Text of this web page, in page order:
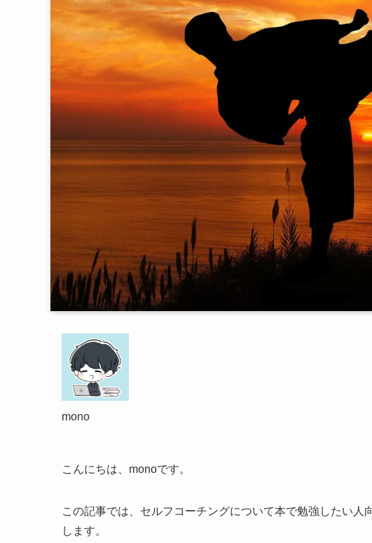
mono
こんにちは、monoです。
この記事では、セルフコーチングについて本で勉強したい人
します。